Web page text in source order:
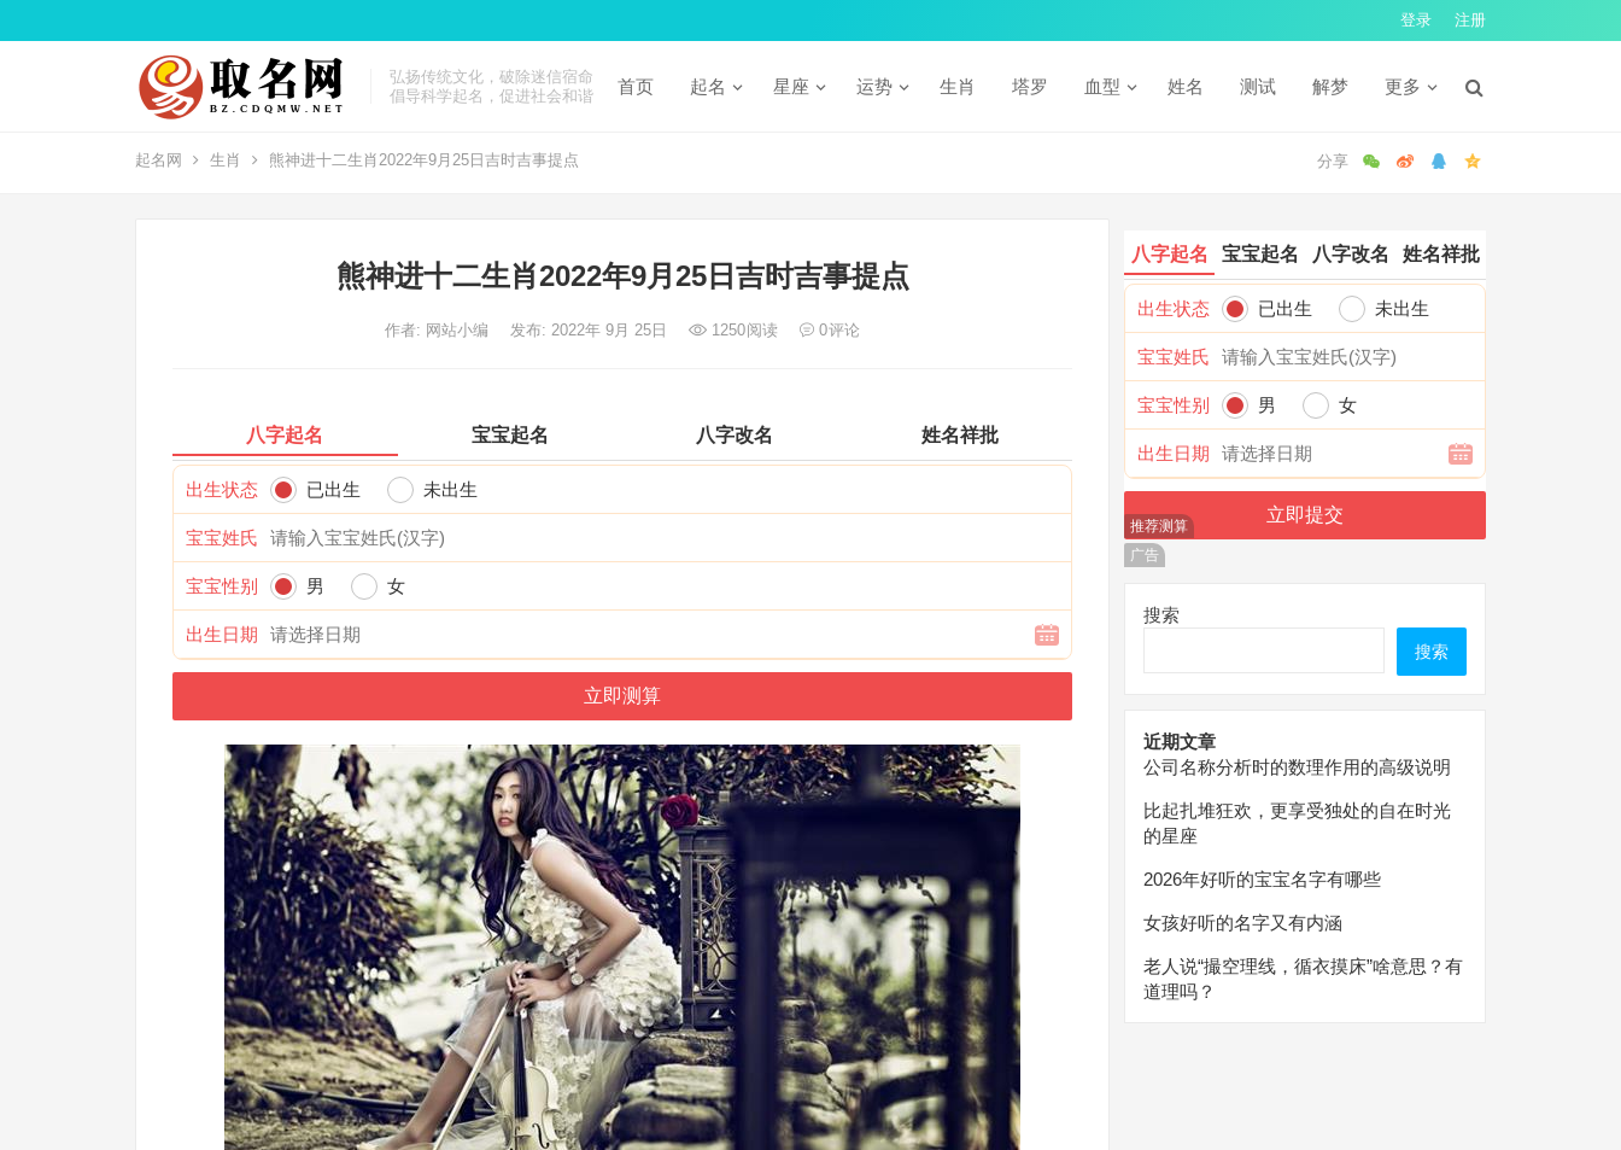
登录 注册
弘扬传统文化，破除迷信宿命
倡导科学起名，促进社会和谐
首页 起名 星座 运势 生肖 塔罗 血型 姓名 测试 解梦 更多
起名网 生肖 熊神进十二生肖2022年9月25日吉时吉事提点
熊神进十二生肖2022年9月25日吉时吉事提点
作者: 网站小编 发布: 2022年 9月 25日 1250阅读 0评论
八字起名 宝宝起名 八字改名 姓名祥批
出生状态 已出生 未出生
宝宝姓氏
宝宝性别 男 女
出生日期
八字起名 宝宝起名 八字改名 姓名祥批
出生状态 已出生 未出生
宝宝姓氏
宝宝性别 男 女
出生日期
推荐测算
广告
搜索
搜索
近期文章
公司名称分析时的数理作用的高级说明
比起扎堆狂欢，更享受独处的自在时光
的星座
2026年好听的宝宝名字有哪些
女孩好听的名字又有内涵
老人说“撮空理线，循衣摸床”啥意思？有
道理吗？